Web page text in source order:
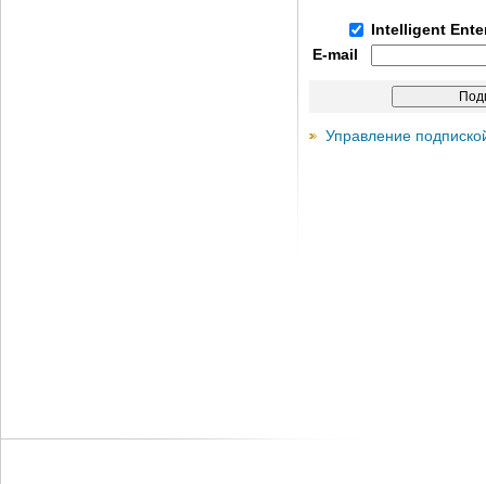
Intelligent
E-mail
Управление